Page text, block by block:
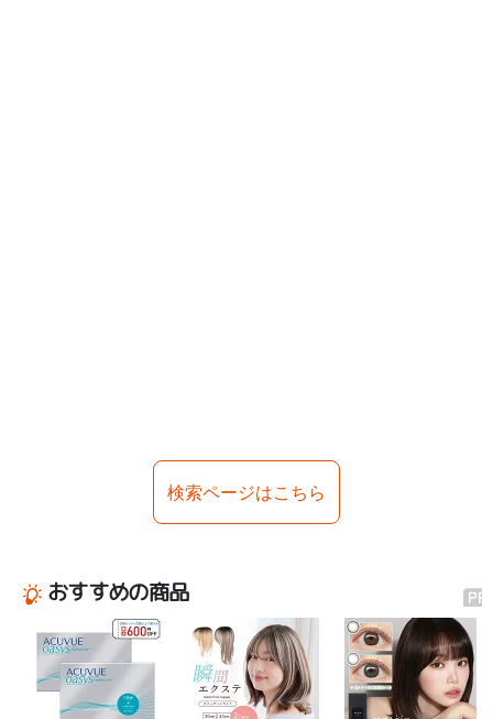
検索ページはこちら
おすすめの商品